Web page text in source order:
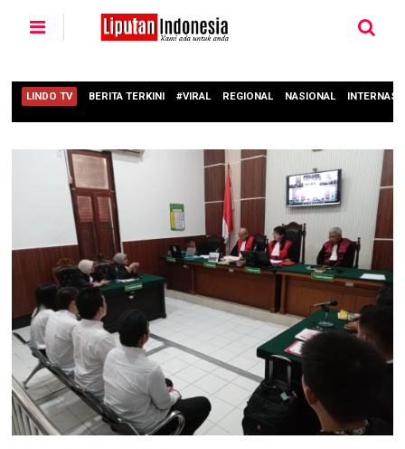
LINDO TV BERITA TERKINI #VIRAL REGIONAL NASIONAL